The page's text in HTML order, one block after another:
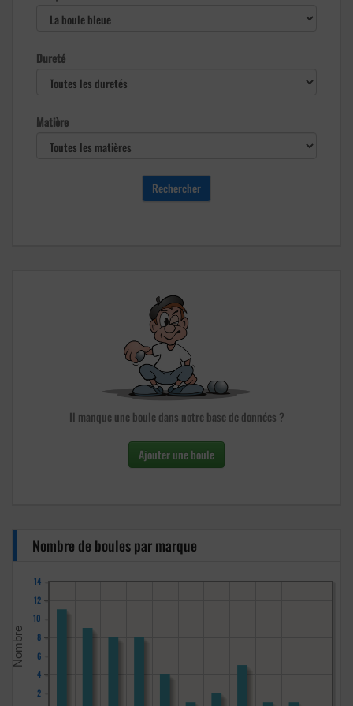
Dureté
Matière
Il manque une boule dans notre base de données ?
Ajouter une boule
Nombre de boules par marque
2
4
6
8
10
12
14